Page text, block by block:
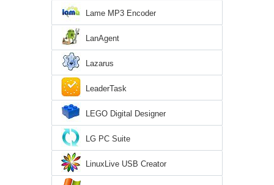
Lame MP3 Encoder
LanAgent
Lazarus
LeaderTask
LEGO Digital Designer
LG PC Suite
LinuxLive USB Creator